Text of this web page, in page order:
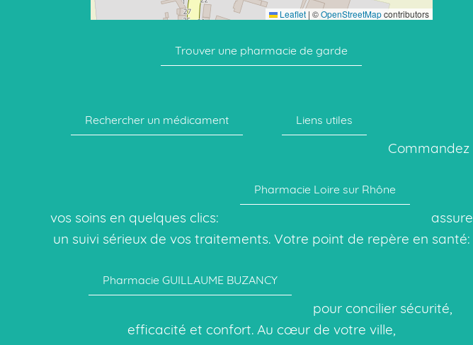
Leaflet | ©OpenStreetMapcontributors
Trouver une pharmacie de garde
Rechercher un médicament Liens utiles
Commandez
vos soins en quelques clics:
Pharmacie Loire sur Rhône
assure
un suivi sérieux de vos traitements. Votre point de repère en santé:
Pharmacie GUILLAUME BUZANCY
pour concilier sécurité,
efficacité et confort. Au cœur de votre ville,